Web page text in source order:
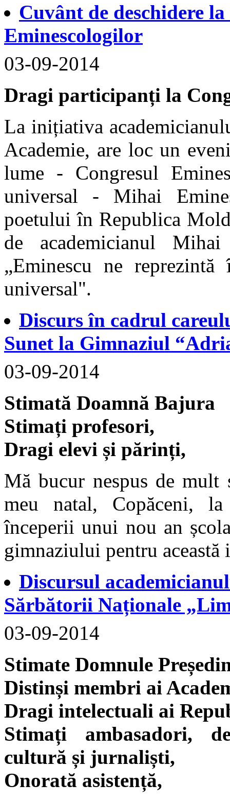
Cuvânt de deschidere
Eminescologilor
03-09-2014
Dragi participanți la
La inițiativa
Academie, are loc un
lume - Congresul
universal - Mihai
poetului în Republica
de academicianul
„Eminescu ne
universal".
Discurs în cadrul
Sunet la Gimnaziul
03-09-2014
Stimată Doamnă Bajura
Stimați profesori,
Dragi elevi și părinți,
Mă bucur nespus de
meu natal, Copăceni, la
începerii unui nou an
gimnaziului pentru această
Discursul
Sărbătorii Naționale
03-09-2014
Stimate Domnule
Distinși membri ai
Dragi intelectuali ai
Stimați ambasadori,
cultură și jurnaliști,
Onorată asistență,